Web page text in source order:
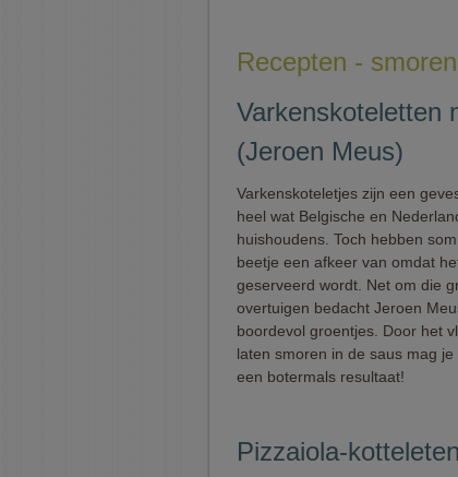
Recepten - smoren
Varkenskoteletten
(Jeroen Meus)
Varkenskoteletjes zijn een
heel wat Belgische en
huishoudens. Toch hebben
beetje een afkeer van omdat
geserveerd wordt. Net om die
overtuigen bedacht Jeroen
boordevol groentjes. Door het
laten smoren in de saus mag je
een botermals resultaat!
Pizzaiola-kotteleten